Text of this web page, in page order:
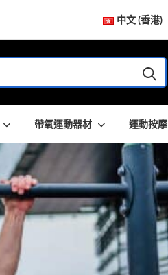
中文 (香港)
帶氧運動器材 運動按摩